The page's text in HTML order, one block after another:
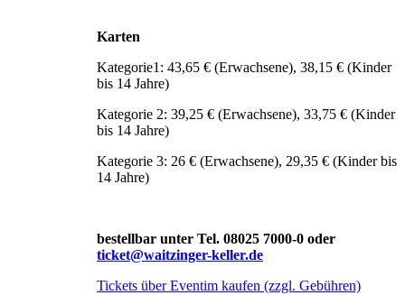
Karten
Kategorie1: 43,65 € (Erwachsene), 38,15 € (Kinder
bis 14 Jahre)
Kategorie 2: 39,25 € (Erwachsene), 33,75 € (Kinder
bis 14 Jahre)
Kategorie 3: 26 € (Erwachsene), 29,35 € (Kinder bis
14 Jahre)
bestellbar unter Tel. 08025 7000-0 oder
ticket@waitzinger-keller.de
Tickets über Eventim kaufen (zzgl. Gebühren)